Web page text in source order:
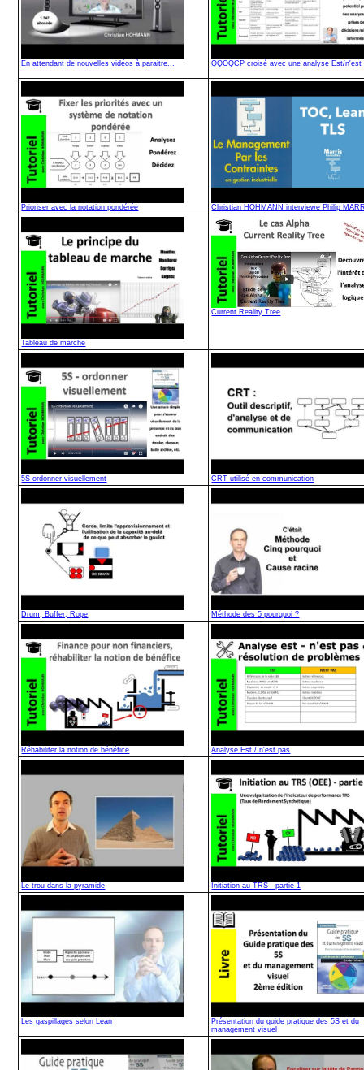
En attendant de nouvelles vidéos à paraitre... QQOQCP croisé avec une analyse Est/n'est
Prioriser avec la notation pondérée Christian HOHMANN interviewe Philip
Tableau de marche
Current Reality Tree
5S ordonner visuellement CRT utilisé en communication
Drum, Buffer, Rope Méthode des 5 pourquoi ?
Réhabiliter la notion de bénéfice Analyse Est / n'est pas
Le trou dans la pyramide Initiation au TRS - partie 1
Les gaspillages selon Lean
Présentation du guide pratique des 5S et du
management visuel